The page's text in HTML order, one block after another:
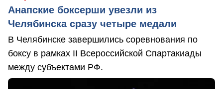
Анапские боксерши увезли из
Челябинска сразу четыре медали
В Челябинске завершились соревнования по
боксу в рамках II Всероссийской Спартакиады
между субъектами РФ.